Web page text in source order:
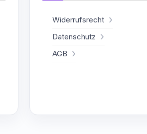
Widerrufsrecht
Datenschutz
AGB